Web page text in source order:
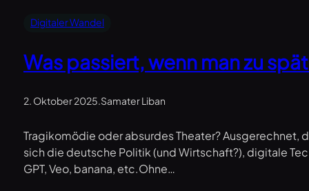
Digitaler Wandel
Was passiert, wenn man zu
2. Oktober 2025.Samater Liban
Tragikomödie oder absurdes Theater? Ausgerechnet,
sich die deutsche Politik (und Wirtschaft?), digitale
GPT, Veo, banana, etc.Ohne…